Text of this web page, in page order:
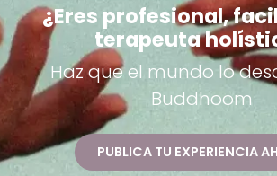
¿Eres profesional,
terapeuta
Haz que el mundo lo
Buddhoom
PUBLICA TU EXPERIENCIA